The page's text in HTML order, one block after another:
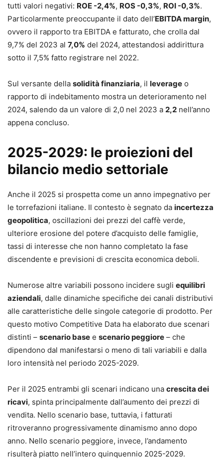
tutti valori negativi: ROE -2,4%, ROS -0,3%, ROI -0,3%.
Particolarmente preoccupante il dato dell’EBITDA margin,
ovvero il rapporto tra EBITDA e fatturato, che crolla dal
9,7% del 2023 al 7,0% del 2024, attestandosi addirittura
sotto il 7,5% fatto registrare nel 2022.
Sul versante della solidità finanziaria, il leverage o
rapporto di indebitamento mostra un deterioramento nel
2024, salendo da un valore di 2,0 nel 2023 a 2,2 nell’anno
appena concluso.
2025-2029: le proiezioni del
bilancio medio settoriale
Anche il 2025 si prospetta come un anno impegnativo per
le torrefazioni italiane. Il contesto è segnato da incertezza
geopolitica, oscillazioni dei prezzi del caffè verde,
ulteriore erosione del potere d’acquisto delle famiglie,
tassi di interesse che non hanno completato la fase
discendente e previsioni di crescita economica deboli.
Numerose altre variabili possono incidere sugli equilibri
aziendali, dalle dinamiche specifiche dei canali distributivi
alle caratteristiche delle singole categorie di prodotto. Per
questo motivo Competitive Data ha elaborato due scenari
distinti – scenario base e scenario peggiore – che
dipendono dal manifestarsi o meno di tali variabili e dalla
loro intensità nel periodo 2025-2029.
Per il 2025 entrambi gli scenari indicano una crescita dei
ricavi, spinta principalmente dall’aumento dei prezzi di
vendita. Nello scenario base, tuttavia, i fatturati
ritroveranno progressivamente dinamismo anno dopo
anno. Nello scenario peggiore, invece, l’andamento
risulterà piatto nell’intero quinquennio 2025-2029.